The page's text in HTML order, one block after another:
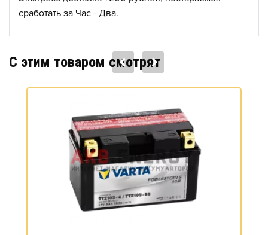
сработать за Час - Два.
C этим товаром смотрят